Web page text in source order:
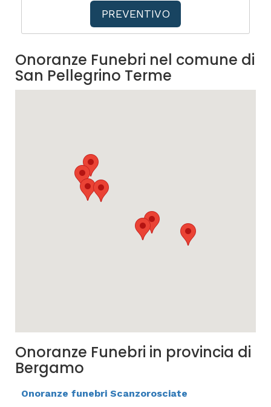
PREVENTIVO
Onoranze Funebri nel comune di
San Pellegrino Terme
Onoranze Funebri in provincia di
Bergamo
Onoranze funebri Scanzorosciate